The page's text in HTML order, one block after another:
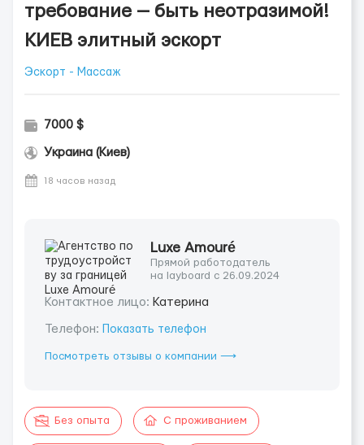
требование — быть неотразимой!
КИЕВ элитный эскорт
Эскорт - Массаж
7000 $
Украина (Киев)
18 часов назад
Luxe Amouré
Прямой работодатель
на layboard с 26.09.2024
Контактное лицо: Катерина
Телефон: Показать телефон
Посмотреть отзывы о компании ⟶
Без опыта С проживанием